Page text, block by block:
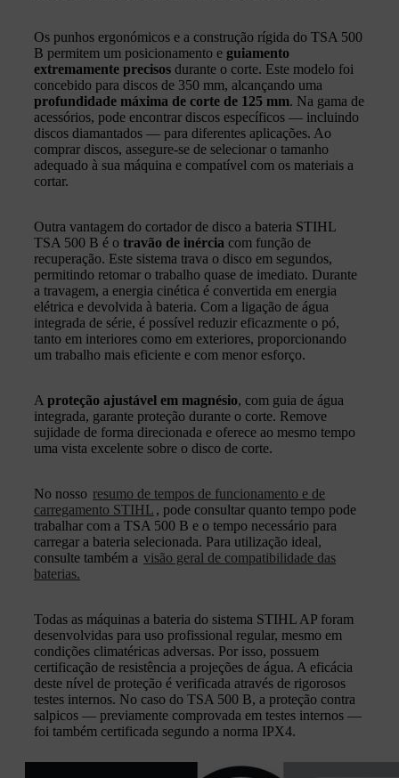
Os punhos ergonómicos e a construção rígida do TSA 500
B permitem um posicionamento e guiamento
extremamente precisos durante o corte. Este modelo foi
concebido para discos de 350 mm, alcançando uma
profundidade máxima de corte de 125 mm. Na gama de
acessórios, pode encontrar discos específicos — incluindo
discos diamantados — para diferentes aplicações. Ao
comprar discos, assegure‑se de selecionar o tamanho
adequado à sua máquina e compatível com os materiais a
cortar.
Outra vantagem do cortador de disco a bateria STIHL
TSA 500 B é o travão de inércia com função de
recuperação. Este sistema trava o disco em segundos,
permitindo retomar o trabalho quase de imediato. Durante
a travagem, a energia cinética é convertida em energia
elétrica e devolvida à bateria. Com a ligação de água
integrada de série, é possível reduzir eficazmente o pó,
tanto em interiores como em exteriores, proporcionando
um trabalho mais eficiente e com menor esforço.
A proteção ajustável em magnésio, com guia de água
integrada, garante proteção durante o corte. Remove
sujidade de forma direcionada e oferece ao mesmo tempo
uma vista excelente sobre o disco de corte.
No nosso resumo de tempos de funcionamento e de
carregamento STIHL , pode consultar quanto tempo pode
trabalhar com a TSA 500 B e o tempo necessário para
carregar a bateria selecionada. Para utilização ideal,
consulte também a visão geral de compatibilidade das
baterias.
Todas as máquinas a bateria do sistema STIHL AP foram
desenvolvidas para uso profissional regular, mesmo em
condições climatéricas adversas. Por isso, possuem
certificação de resistência a projeções de água. A eficácia
deste nível de proteção é verificada através de rigorosos
testes internos. No caso do TSA 500 B, a proteção contra
salpicos — previamente comprovada em testes internos —
foi também certificada segundo a norma IPX4.